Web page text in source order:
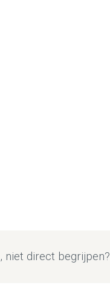
niet direct begrijpen?